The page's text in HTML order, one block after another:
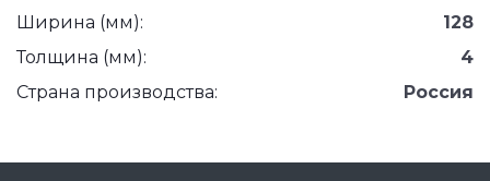
Ширина (мм):
128
Толщина (мм):
4
Страна производства:
Россия